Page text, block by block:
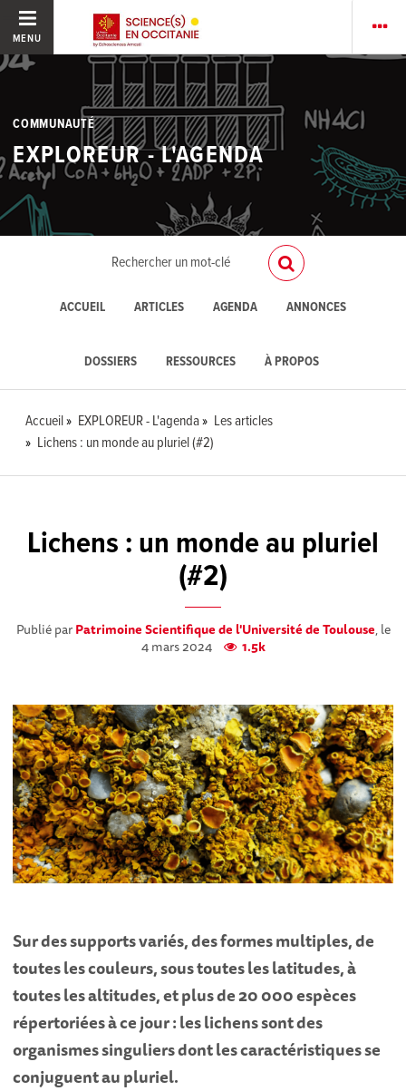
MENU
COMMUNAUTÉ
EXPLOREUR - L'AGENDA
ACCUEIL ARTICLES AGENDA ANNONCES
DOSSIERS RESSOURCES À PROPOS
Accueil EXPLOREUR - L'agenda
Les articles
Lichens : un monde au pluriel (#2)
Lichens : un monde au pluriel
(#2)
Publié parPatrimoine Scientifique de l'Université de Toulouse, le
4 mars 2024
1.5k
Sur des supports variés, des formes multiples, de
toutes les couleurs, sous toutes les latitudes, à
toutes les altitudes, et plus de 20 000 espèces
répertoriées à ce jour : les lichens sont des
organismes singuliers dont les caractéristiques se
conjuguent au pluriel.